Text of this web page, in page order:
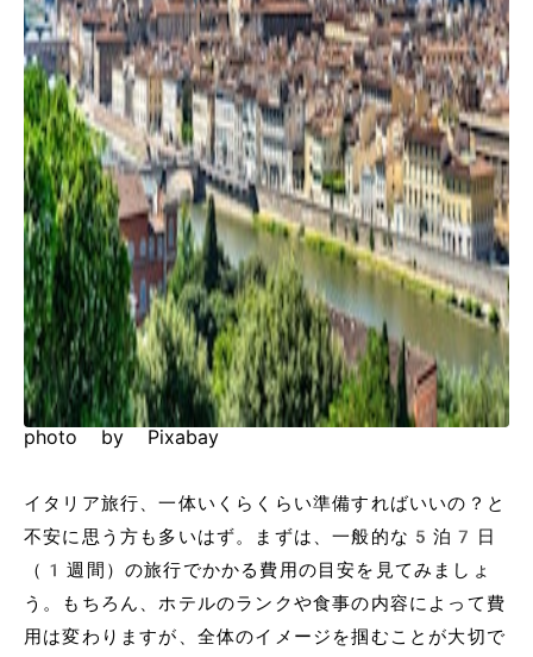
photo by Pixabay
イタリア旅行、一体いくらくらい準備すればいいの？と
不安に思う方も多いはず。まずは、一般的な5泊7日
（1週間）の旅行でかかる費用の目安を見てみましょ
う。もちろん、ホテルのランクや食事の内容によって費
用は変わりますが、全体のイメージを掴むことが大切で